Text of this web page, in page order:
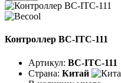
Контроллер BC-ITC-111
Артикул: BC-ITC-111
Страна: Китай